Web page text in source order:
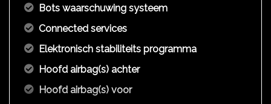
Bots waarschuwing systeem
Connected services
Elektronisch stabiliteits programma
Hoofd airbag(s) achter
Hoofd airbag(s) voor